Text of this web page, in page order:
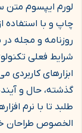
لورم ایپسوم متن
چاپ و با استفاده
روزنامه و مجله
شرایط فعلی
ابزارهای
گذشته، حال و
طلبد تا با نرم
الخصوص طراحان